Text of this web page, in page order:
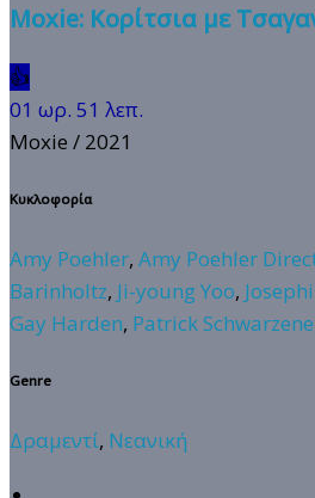
Moxie: Κορίτσια με
👍
01 ωρ. 51 λεπ.
Moxie / 2021
Κυκλοφορία
Amy Poehler, Amy Poehler
Barinholtz, Ji-young Yoo,
Gay Harden, Patrick
Genre
Δραμεντί, Νεανική